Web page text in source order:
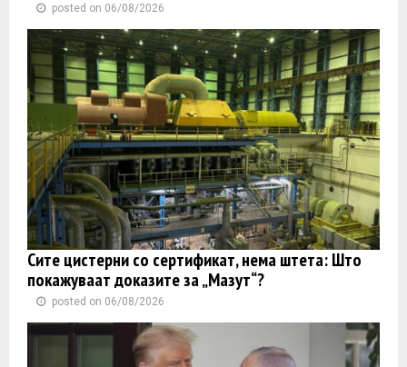
posted on 06/08/2026
Сите цистерни со сертификат, нема штета: Што
покажуваат доказите за „Мазут“?
posted on 06/08/2026